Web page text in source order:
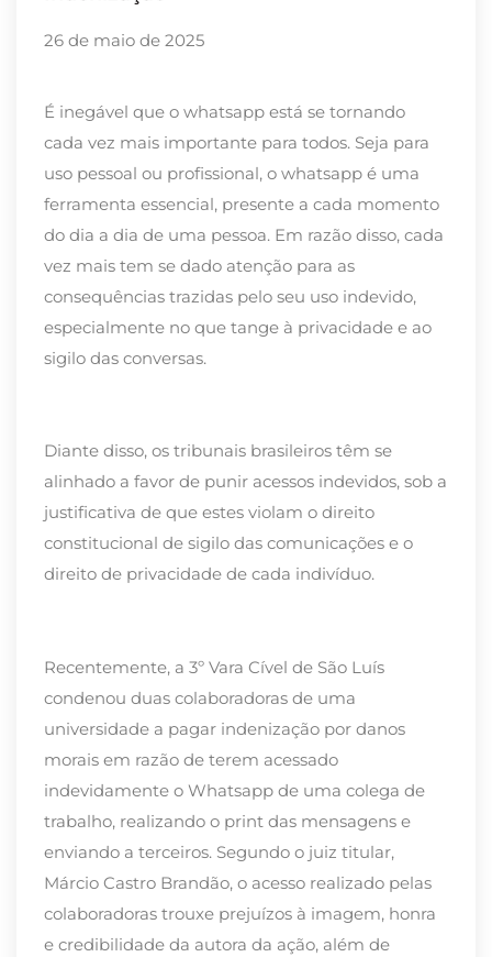
26 de maio de 2025
É inegável que o whatsapp está se tornando
cada vez mais importante para todos. Seja para
uso pessoal ou profissional, o whatsapp é uma
ferramenta essencial, presente a cada momento
do dia a dia de uma pessoa. Em razão disso, cada
vez mais tem se dado atenção para as
consequências trazidas pelo seu uso indevido,
especialmente no que tange à privacidade e ao
sigilo das conversas.
Diante disso, os tribunais brasileiros têm se
alinhado a favor de punir acessos indevidos, sob a
justificativa de que estes violam o direito
constitucional de sigilo das comunicações e o
direito de privacidade de cada indivíduo.
Recentemente, a 3º Vara Cível de São Luís
condenou duas colaboradoras de uma
universidade a pagar indenização por danos
morais em razão de terem acessado
indevidamente o Whatsapp de uma colega de
trabalho, realizando o print das mensagens e
enviando a terceiros. Segundo o juiz titular,
Márcio Castro Brandão, o acesso realizado pelas
colaboradoras trouxe prejuízos à imagem, honra
e credibilidade da autora da ação, além de